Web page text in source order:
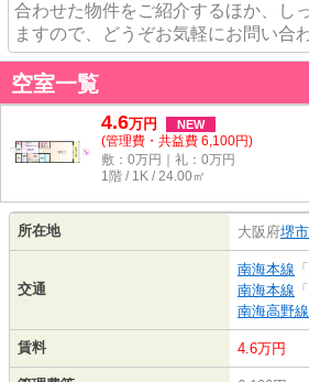
合わせた物件をご紹介するほか、し
ますので、どうぞお気軽にお問い合
空室一覧
4.6万円 NEW
(管理費・共益費 6,100円)
敷：0万円｜礼：0万円
1階 / 1K / 24.00㎡
所在地 大阪府堺
交通
南海本線 「
南海本線 「
南海高野線
賃料 4.6万円